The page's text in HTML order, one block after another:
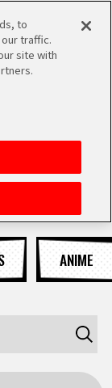
MEN
ANIME
to
traffic.
site with